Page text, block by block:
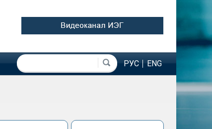
РУС ENG
Форма поиска
Поиск